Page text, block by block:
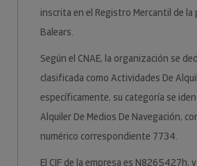
inscrita en el Registro Mercantil de la
Balears.
Según el CNAE, la organización se
clasificada como Actividades De
específicamente, su categoría se
Alquiler De Medios De Navegación,
numérico correspondiente 7734.
El CIF de la empresa es N8265427h,